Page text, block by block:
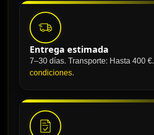
Entrega estimada
7–30 días. Transporte: Hasta 400 €.
condiciones.